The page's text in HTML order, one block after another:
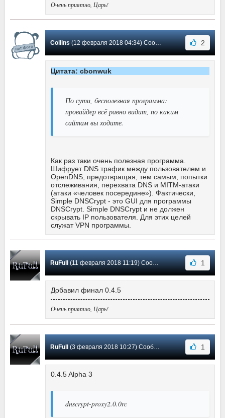
Очень приятно, Царь!
Collins(12 февраля 2018 04:34) Сообщение #9 2
Цитата: cbonwuk
По сути, бесполезная программа:
провайдер всё равно видит, по каким
сайтам вы ходите.
Как раз таки очень полезная программа.
Шифрует DNS трафик между пользователем и
OpenDNS, предотвращая, тем самым, попытки
отслеживания, перехвата DNS и MITM-атаки
(атаки «человек посередине»). Фактически,
Simple DNSCrypt - это GUI для программы
DNSCrypt. Simple DNSCrypt и не должен
скрывать IP пользователя. Для этих целей
служат VPN программы.
RuFull (11 февраля 2018 11:19) Сообщение #8 1
Добавил финал 0.4.5
Очень приятно, Царь!
RuFull (3 февраля 2018 10:27) Сообщение #7 1
0.4.5 Alpha 3
dnscrypt-proxy2.0.0rc